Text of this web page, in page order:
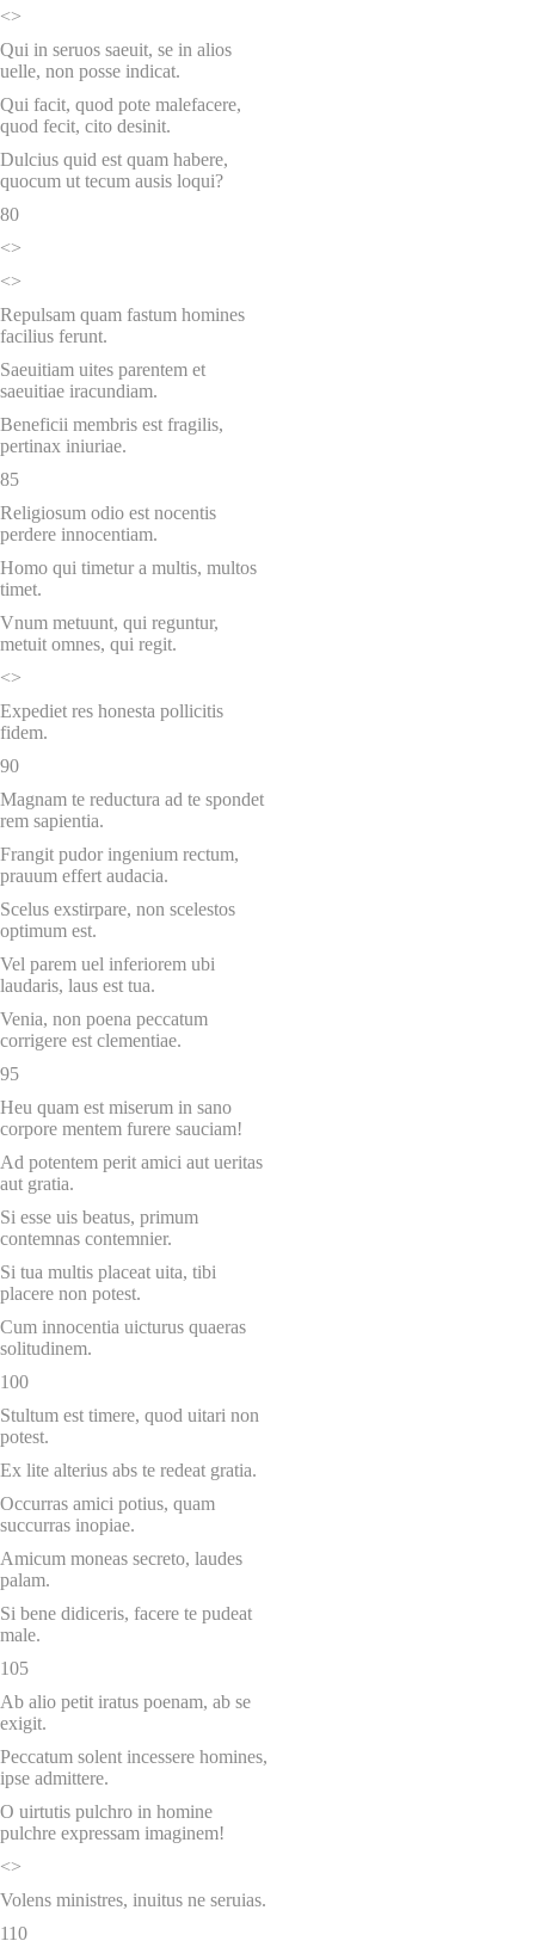
<>
Qui in seruos saeuit, se in alios
uelle, non posse indicat.
Qui facit, quod pote malefacere,
quod fecit, cito desinit.
Dulcius quid est quam habere,
quocum ut tecum ausis loqui?
80
<>
<>
Repulsam quam fastum homines
facilius ferunt.
Saeuitiam uites parentem et
saeuitiae iracundiam.
Beneficii membris est fragilis,
pertinax iniuriae.
85
Religiosum odio est nocentis
perdere innocentiam.
Homo qui timetur a multis, multos
timet.
Vnum metuunt, qui reguntur,
metuit omnes, qui regit.
<>
Expediet res honesta pollicitis
fidem.
90
Magnam te reductura ad te spondet
rem sapientia.
Frangit pudor ingenium rectum,
prauum effert audacia.
Scelus exstirpare, non scelestos
optimum est.
Vel parem uel inferiorem ubi
laudaris, laus est tua.
Venia, non poena peccatum
corrigere est clementiae.
95
Heu quam est miserum in sano
corpore mentem furere sauciam!
Ad potentem perit amici aut ueritas
aut gratia.
Si esse uis beatus, primum
contemnas contemnier.
Si tua multis placeat uita, tibi
placere non potest.
Cum innocentia uicturus quaeras
solitudinem.
100
Stultum est timere, quod uitari non
potest.
Ex lite alterius abs te redeat gratia.
Occurras amici potius, quam
succurras inopiae.
Amicum moneas secreto, laudes
palam.
Si bene didiceris, facere te pudeat
male.
105
Ab alio petit iratus poenam, ab se
exigit.
Peccatum solent incessere homines,
ipse admittere.
O uirtutis pulchro in homine
pulchre expressam imaginem!
<>
Volens ministres, inuitus ne seruias.
110